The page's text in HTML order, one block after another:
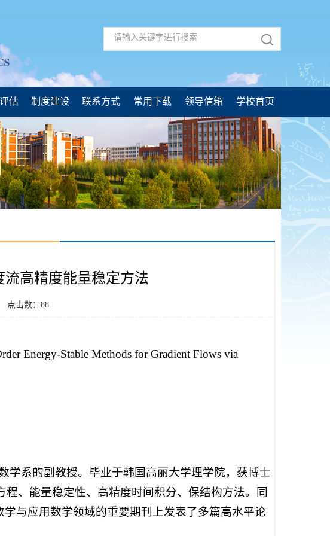
估 制度建设 联系方式 常用下载 领导信箱 学校首页
流高精度能量稳定方法
点击数： 88
Energy-Stable Methods for Gradient Flows via
学系的副教授。毕业于韩国高丽大学理学院，获博士
、能量稳定性、高精度时间积分、保结构方法。同
与应用数学领域的重要期刊上发表了多篇高水平论